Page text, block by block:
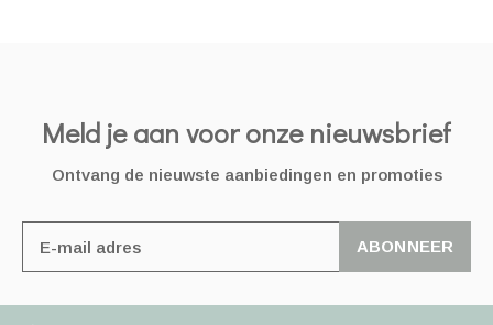
Meld je aan voor onze nieuwsbrief
Ontvang de nieuwste aanbiedingen en promoties
ABONNEER